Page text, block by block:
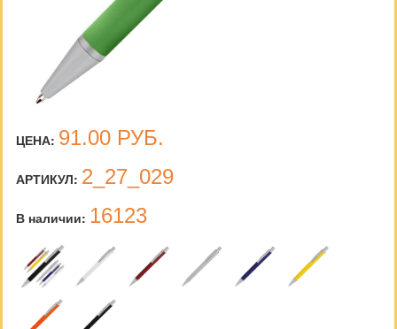
ЦЕНА: 91.00 РУБ.
АРТИКУЛ: 2_27_029
В наличии: 16123